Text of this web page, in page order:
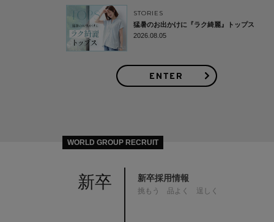
STORIES
猛暑のお出かけに『ラク綺麗』トップス
2026.08.05
WORLD GROUP RECRUIT
新卒 新卒採用情報
挑もう 品よく 逞しく